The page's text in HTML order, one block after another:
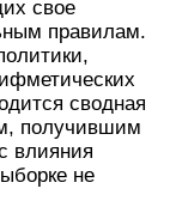
свое
правилам.
сводная
получившим
влияния
не